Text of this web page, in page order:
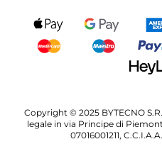
Copyright © 2025 BYTECNO
legale in via Principe di
07016001211,